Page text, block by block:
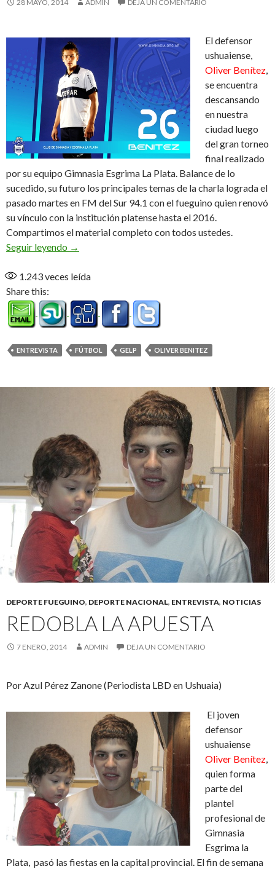
28 MAYO, 2014 ADMIN DEJA UN COMENTARIO
El defensor
ushuaiense,
Oliver Benítez,
se encuentra
descansando
en nuestra
ciudad luego
del gran torneo
final realizado
por su equipo Gimnasia Esgrima La Plata. Balance de lo
sucedido, su futuro los principales temas de la charla lograda el
pasado martes en FM del Sur 94.1 con el fueguino quien renovó
su vínculo con la institución platense hasta el 2016.
Compartimos el material completo con todos ustedes.
Seguir leyendo “Pudimos llegar al objetivo que era sumar 50
→
1.243veces leída
Share this:
ENTREVISTA FÚTBOL GELP OLIVER BENITEZ
DEPORTE FUEGUINO, DEPORTE NACIONAL, ENTREVISTA, NOTICIAS
REDOBLA LA APUESTA
7 ENERO, 2014 ADMIN DEJA UN COMENTARIO
Por Azul Pérez Zanone (Periodista LBD en Ushuaia)
El joven
defensor
ushuaiense
Oliver Benítez,
quien forma
parte del
plantel
profesional de
Gimnasia
Esgrima la
Plata, pasó las fiestas en la capital provincial. El fin de semana